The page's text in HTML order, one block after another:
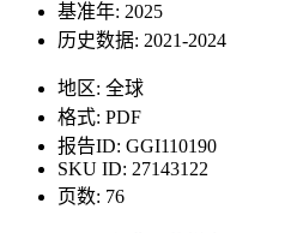
基准年: 2025
历史数据: 2021-2024
地区: 全球
格式: PDF
报告ID: GGI110190
SKU ID: 27143122
页数: 76